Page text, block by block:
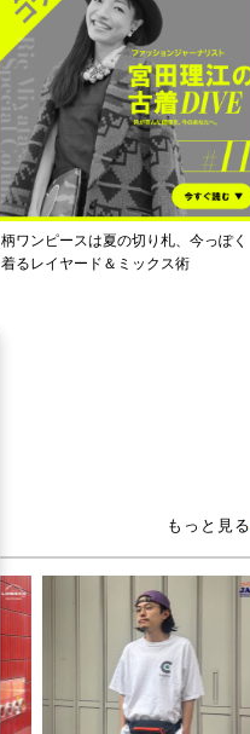
柄ワンピースは夏の切り札、今っぽく
着るレイヤード＆ミックス術
もっと見る